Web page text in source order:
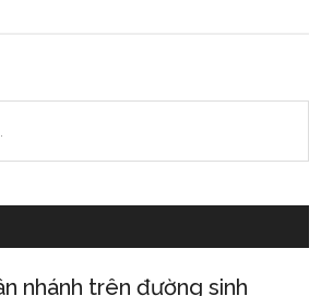
nhánh trên đường sinh